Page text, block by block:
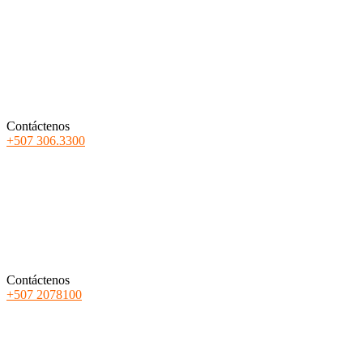
Contáctenos
+507 306.3300
Contáctenos
+507 2078100